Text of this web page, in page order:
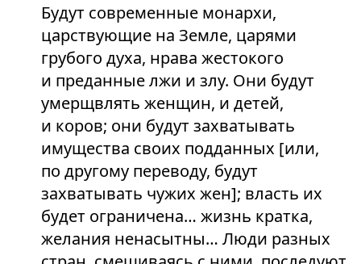
Будут современные монархи,
царствующие на Земле, царями
грубого духа, нрава жестокого
и преданные лжи и злу. Они будут
умерщвлять женщин, и детей,
и коров; они будут захватывать
имущества своих подданных [или,
по другому переводу, будут
захватывать чужих жен]; власть их
будет ограничена… жизнь кратка,
желания ненасытны… Люди разных